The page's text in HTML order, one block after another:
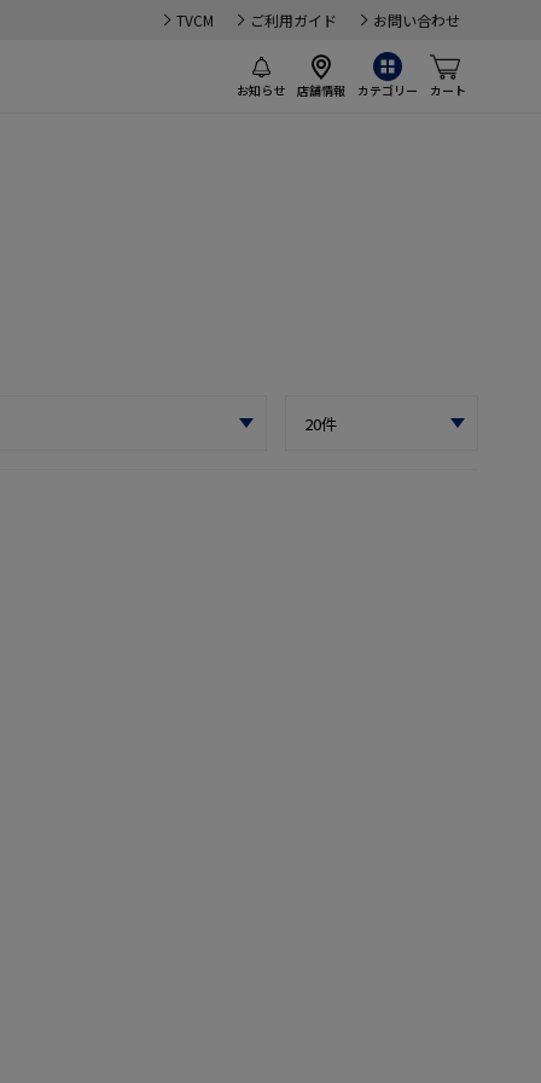
TVCM ご利用ガイド お問い合わせ
お知らせ 店舗情報 カテゴリー カート